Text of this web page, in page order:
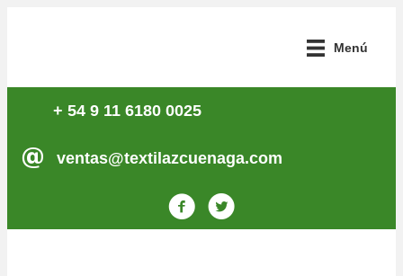
Menú
+ 54 9 11 6180 0025
ventas@textilazcuenaga.com